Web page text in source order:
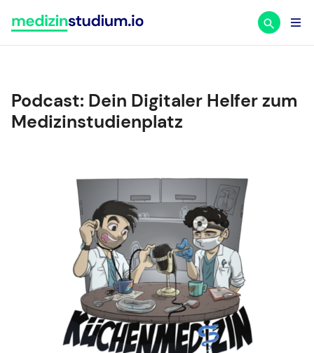
Inhalt
springen
Podcast: Dein Digitaler Helfer zum
Medizinstudienplatz